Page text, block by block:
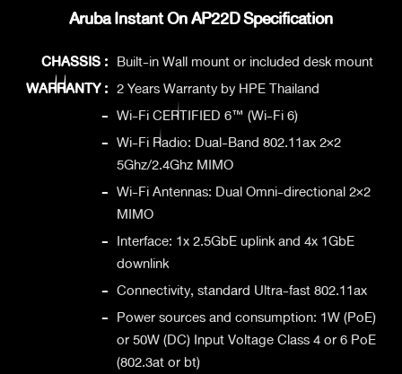
Aruba Instant On AP22D Specification
CHASSIS : Built-in Wall mount or included desk mount
WARRANTY : 2 Years Warranty by HPE Thailand
- Wi-Fi CERTIFIED 6™ (Wi-Fi 6)
- Wi-Fi Radio: Dual-Band 802.11ax 2×2
5Ghz/2.4Ghz MIMO
- Wi-Fi Antennas: Dual Omni-directional 2×2
MIMO
- Interface: 1x 2.5GbE uplink and 4x 1GbE
downlink
- Connectivity, standard Ultra-fast 802.11ax
- Power sources and consumption: 1W (PoE)
or 50W (DC) Input Voltage Class 4 or 6 PoE
(802.3at or bt)